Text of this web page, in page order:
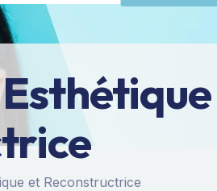
et Reconstructrice